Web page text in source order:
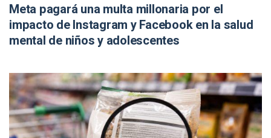
Meta pagará una multa millonaria por el
impacto de Instagram y Facebook en la salud
mental de niños y adolescentes